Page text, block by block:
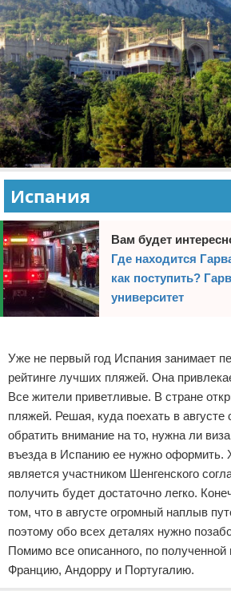
Испания
Вам будет
Где находится
как поступить?
университет
Уже не первый год Испания занимает
рейтинге лучших пляжей. Она
Все жители приветливые. В стране
пляжей. Решая, куда поехать в августе
обратить внимание на то, нужна ли
въезда в Испанию ее нужно оформить.
является участником Шенгенского
получить будет достаточно легко.
том, что в августе огромный наплыв
поэтому обо всех деталях нужно
Помимо все описанного, по полученной
Францию, Андорру и Португалию.